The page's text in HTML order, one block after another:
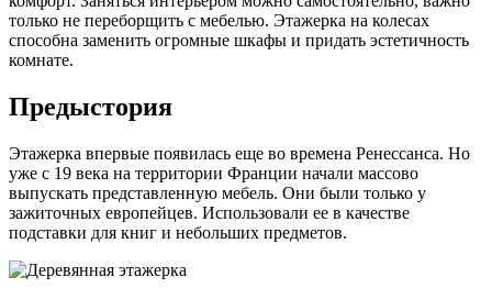
только не переборщить с мебелью. Этажерка на колесах
способна заменить огромные шкафы и придать эстетичность
комнате.
Предыстория
Этажерка впервые появилась еще во времена Ренессанса. Но
уже с 19 века на территории Франции начали массово
выпускать представленную мебель. Они были только у
зажиточных европейцев. Использовали ее в качестве
подставки для книг и небольших предметов.